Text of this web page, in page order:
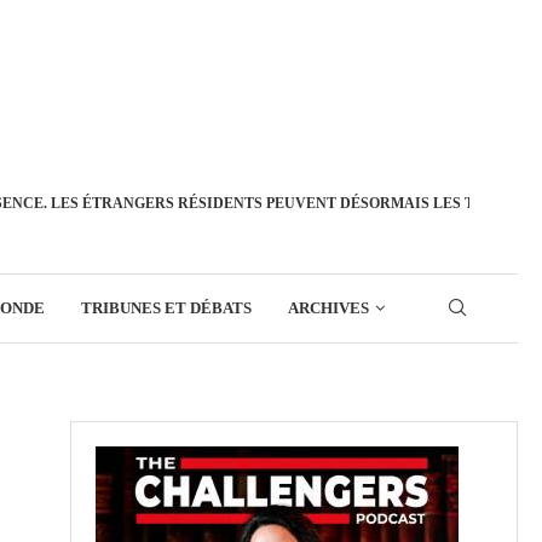
LES ÉTRANGERS RÉSIDENTS PEUVENT DÉSORMAIS LES
TRIBUNES ET DÉBATS ARCHIVES